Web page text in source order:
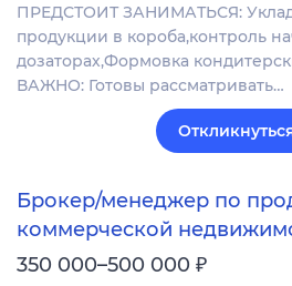
ПРЕДСТОИТ ЗАНИМАТЬСЯ:
продукции в короба,контроль
дозаторах,Формовка
ВАЖНО: Готовы рассматривать…
Брокер/менеджер по
коммерческой
350 000–500 000 ₽